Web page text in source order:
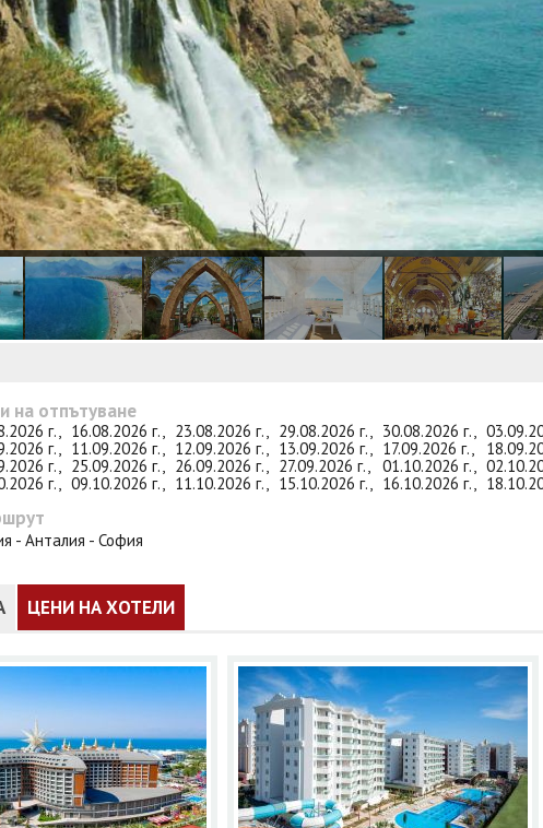
на отпътуване
г., 16.08.2026 г., 23.08.2026 г., 29.08.2026 г., 30.08.2026 г.,
г., 11.09.2026 г., 12.09.2026 г., 13.09.2026 г., 17.09.2026 г.,
г., 25.09.2026 г., 26.09.2026 г., 27.09.2026 г., 01.10.2026 г.,
г., 09.10.2026 г., 11.10.2026 г., 15.10.2026 г., 16.10.2026 г.,
- Анталия - София
ЦЕНИ НА ХОТЕЛИ